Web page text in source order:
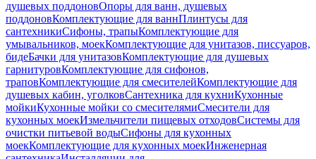
душевых поддоновОпоры для ванн, душевых
поддоновКомплектующие для ваннПлинтусы для
сантехникиСифоны, трапыКомплектующие для
умывальников, моекКомплектующие для унитазов, писсуаров,
бидеБачки для унитазовКомплектующие для душевых
гарнитуровКомплектующие для сифонов,
траповКомплектующие для смесителейКомплектующие для
душевых кабин, уголковСантехника для кухниКухонные
мойкиКухонные мойки со смесителямиСмесители для
кухонных моекИзмельчители пищевых отходовСистемы для
очистки питьевой водыСифоны для кухонных
моекКомплектующие для кухонных моекИнженерная